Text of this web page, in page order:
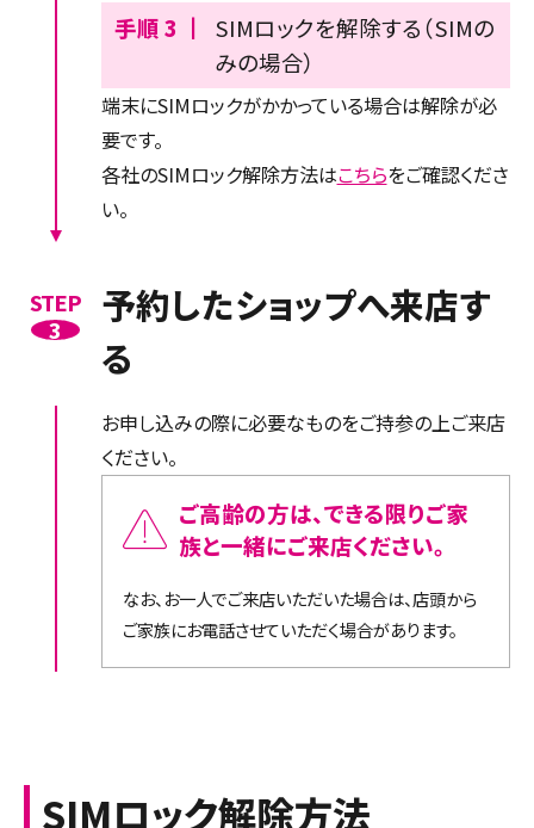
手順 3 ┃
SIMロックを解除する（SIMの
みの場合）
端末にSIMロックがかかっている場合は解除が必
要です。
各社のSIMロック解除方法はこちらをご確認くださ
い。
STEP
3
予約したショップへ来店す
る
お申し込みの際に必要なものをご持参の上ご来店
ください。
ご高齢の方は、できる限りご家
族と一緒にご来店ください。
なお、お一人でご来店いただいた場合は、店頭から
ご家族にお電話させていただく場合があります。
SIMロック解除方法